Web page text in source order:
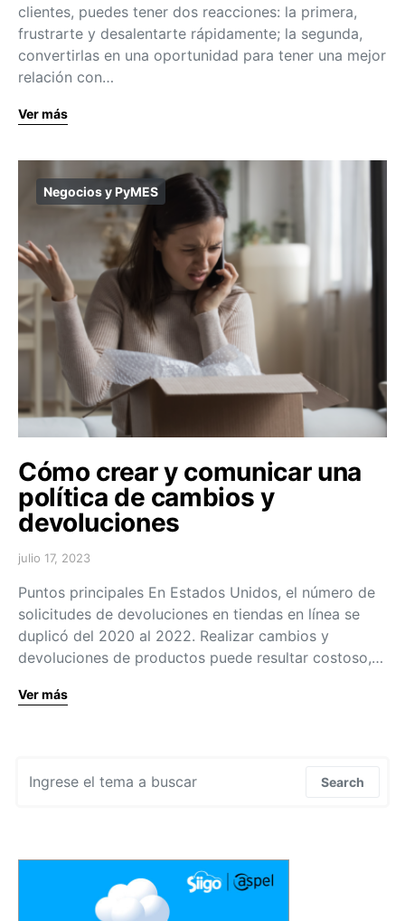
clientes, puedes tener dos reacciones: la primera,
frustrarte y desalentarte rápidamente; la segunda,
convertirlas en una oportunidad para tener una mejor
relación con…
Ver más
Negocios y PyMES
Cómo crear y comunicar una
política de cambios y
devoluciones
julio 17, 2023
Puntos principales En Estados Unidos, el número de
solicitudes de devoluciones en tiendas en línea se
duplicó del 2020 al 2022. Realizar cambios y
devoluciones de productos puede resultar costoso,…
Ver más
Search